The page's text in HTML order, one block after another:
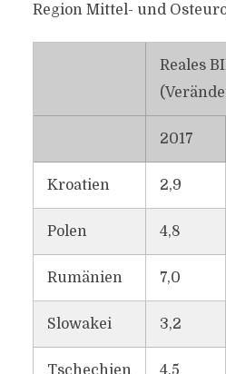
Region Mittel- und
Reales
2017
Kroatien 2,9
Polen 4,8
Rumänien 7,0
Slowakei 3,2
Tschechien 4,5